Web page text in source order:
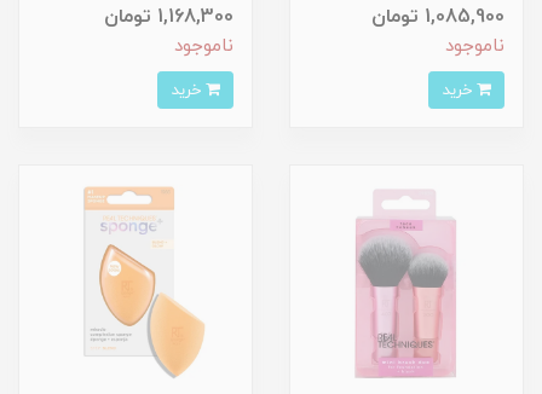
1,085,900 تومان
ناموجود
1,168,300 تومان
ناموجود